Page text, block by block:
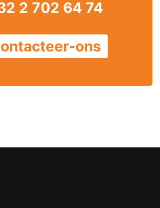
2 702 64 74
ons